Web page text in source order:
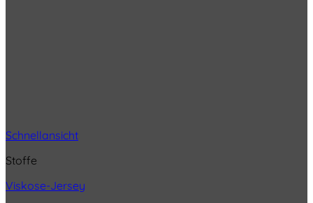
Schnellansicht
Stoffe
Viskose-Jersey